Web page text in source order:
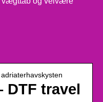
DTF travel